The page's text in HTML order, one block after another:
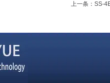
上一条： SS-